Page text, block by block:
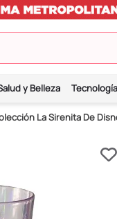
y Belleza Tecnología
La Sirenita De